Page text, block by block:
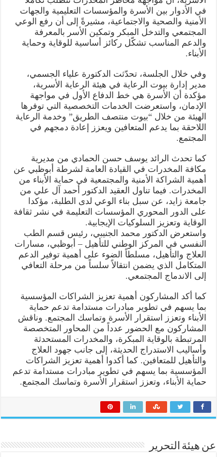
في الأدوار بين الأسرة والمؤسسات التعليمية والجهات
الأمنية والصحية والاجتماعية، مشيرةً إلى أن رفع الوعي
المجتمعي والتدخل المبكر وتمكين الأسر بالمعرفة
والدعم المناسب تشكّل ركائز أساسية للوقاية وحماية
الأبناء.
وفي خلال الجلسة، تحدّثت الدكتورة علياء الجسمي،
مدير إدارة بيوت الرعاية في هيئة الرعاية الأسرية،
مؤكدة أن الأسرة هي خط الدفاع الأول في مواجهة
الإدمان، واستعرضت الخدمات التخصصية التي توفرها
الهيئة من خلال “بيوت منتصف الطريق” وخدمة الرعاية
اللاحقة بما يدعم المتعافين ويعزز إعادة دمجهم في
المجتمع.
كما تحدث الرائد يوسف حسن الحمادي من مديرية
مكافة المخدرات في القيادة العامة لشرطة أبوظبي عن
أهمية الشراكة الأمنية والمجتمعية في حماية الأبناء من
المخدرات. فيما تناول العقيد الدكتور أحمد آل علي من
جامعة زايد، عن سبل بناء الوعي لدى الطلبة، مؤكدا
على الدور المحوري المؤسسات التعليمة في نشر ثقافة
الوقاية وتعزيز السلوكيات الإيجابية.
واستعرض الدكتور محمد الجنيبي، رئيس قسم الطب
النفسي في المركز الوطني للتأهيل – أبوظبي، مسارات
العلاج والتأهيل، مسلطاً الضوء على أهمية توفير الدعم
المتكامل الذي يضمن انتقالاً سلساً من مرحلة التعافي
إلى الاندماج المجتمعي.
كما أكد المشاركون أهمية تعزيز الشراكات المؤسسية
بما يسهم في تطوير مبادرات مستدامة تدعم حماية
الأبناء وتعزز استقرار الأسرة وتماسك المجتمع. وناقش
المشاركون مع الحضور عدداً من المحاور المتخصصة
المرتبطة بالوقاية المبكرة، والمخدرات المستحدثة
وأساليب الاستدراج الحديثة، إلى جانب جهود العلاج
والتأهيل للمتعافين. كما أكدوا أهمية تعزيز الشراكات
المؤسسية بما يسهم في تطوير مبادرات مستدامة تدعم
حماية الأبناء، وتعزز استقرار الأسرة وتماسك المجتمع.
عن هيئة التحرير